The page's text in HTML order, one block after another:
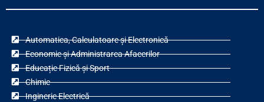
Automatica, Calculatoare și Electronică
Economie și Administrarea Afacerilor
Educație Fizică și Sport
Chimie
Inginerie Electrică